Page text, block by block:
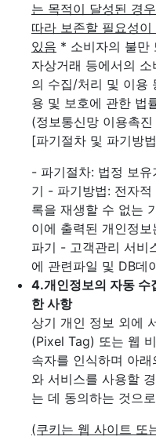
는 목적이 달성된 경
따라 보존할 필요성
있음 * 소비자의 불만
자상거래 등에서의
의 수집/처리 및 이용
용 및 보호에 관한 법
(정보통신망 이용촉
[파기절차 및 파기방
- 파기절차: 법정 보
기 - 파기방법: 전자
록을 재생할 수 없는
이에 출력된 개인정
파기 - 고객관리 서비
에 관련파일 및 DB데
4.개인정보의 자동 수
한 사항
상기 개인 정보 외에
(Pixel Tag) 또는 웹
속자를 인식하며 아
와 서비스를 사용할
는 데 동의하는 것으
(쿠키는 웹 사이트 또